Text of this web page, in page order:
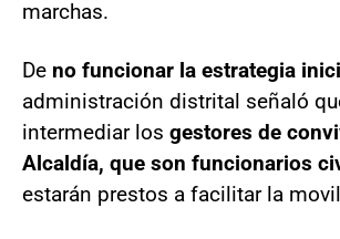
marchas.
De no funcionar la estrategia
administración distrital señaló
intermediar los gestores de
Alcaldía, que son funcionarios
estarán prestos a facilitar la